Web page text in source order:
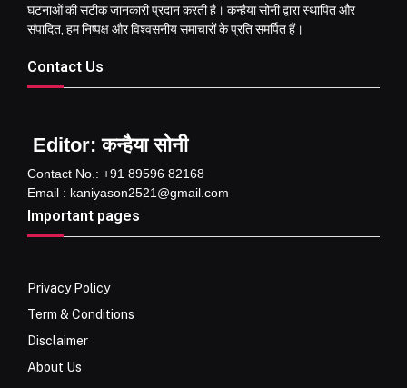
घटनाओं की सटीक जानकारी प्रदान करती है। कन्हैया सोनी द्वारा स्थापित और
संपादित, हम निष्पक्ष और विश्वसनीय समाचारों के प्रति समर्पित हैं।
Contact Us
Editor: कन्हैया सोनी
Contact No.: +91 89596 82168
Email : kaniyason2521@gmail.com
Important pages
Privacy Policy
Term & Conditions
Disclaimer
About Us